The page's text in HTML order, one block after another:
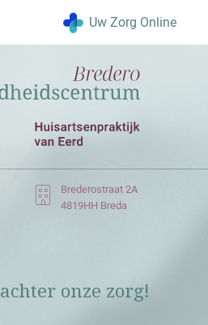
Uw Zorg Online
Brederostraat 2A
4819HH Breda
achter onze zorg!